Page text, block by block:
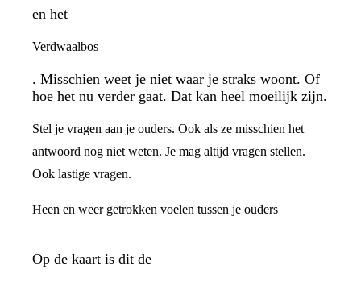
en het
Verdwaalbos
. Misschien weet je niet waar je straks woont. Of
hoe het nu verder gaat. Dat kan heel moeilijk zijn.
Stel je vragen aan je ouders. Ook als ze misschien het
antwoord nog niet weten. Je mag altijd vragen stellen.
Ook lastige vragen.
Heen en weer getrokken voelen tussen je ouders
Op de kaart is dit de